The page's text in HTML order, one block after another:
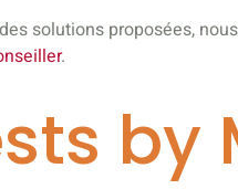
solutions proposées,
.
by